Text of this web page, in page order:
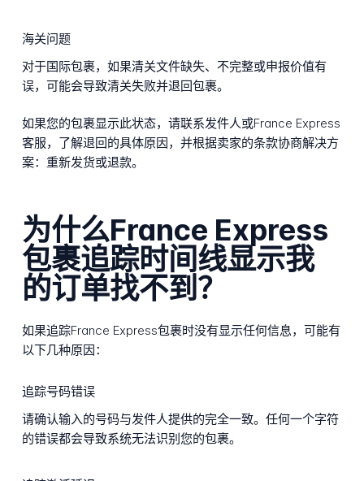
海关问题
对于国际包裹，如果清关文件缺失、不完整或申报价值有
误，可能会导致清关失败并退回包裹。
如果您的包裹显示此状态，请联系发件人或France Express
客服，了解退回的具体原因，并根据卖家的条款协商解决方
案：重新发货或退款。
为什么France Express
包裹追踪时间线显示我
的订单找不到？
如果追踪France Express包裹时没有显示任何信息，可能有
以下几种原因：
追踪号码错误
请确认输入的号码与发件人提供的完全一致。任何一个字符
的错误都会导致系统无法识别您的包裹。